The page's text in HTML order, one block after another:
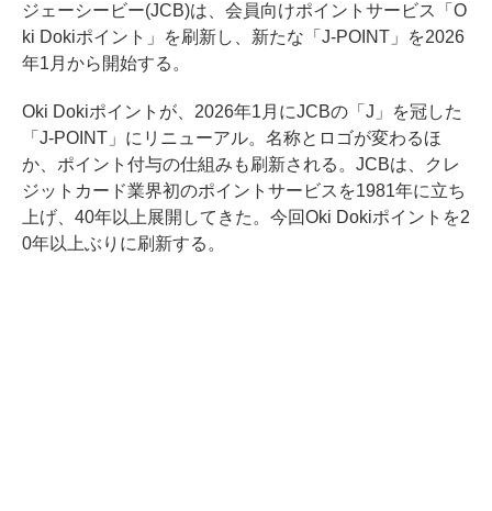
ジェーシービー(JCB)は、会員向けポイントサービス「O
ki Dokiポイント」を刷新し、新たな「J-POINT」を2026
年1月から開始する。
Oki Dokiポイントが、2026年1月にJCBの「J」を冠した
「J-POINT」にリニューアル。名称とロゴが変わるほ
か、ポイント付与の仕組みも刷新される。JCBは、クレ
ジットカード業界初のポイントサービスを1981年に立ち
上げ、40年以上展開してきた。今回Oki Dokiポイントを2
0年以上ぶりに刷新する。